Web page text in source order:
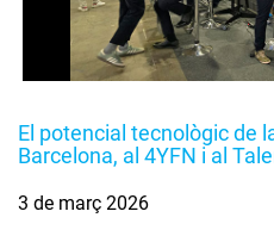
El potencial tecnològic de
Barcelona, al 4YFN i al
3 de març 2026